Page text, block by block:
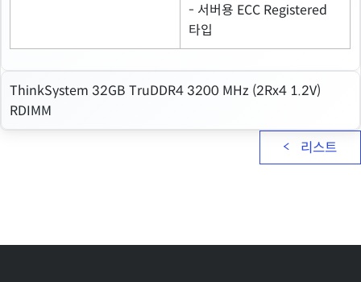
- 서버용 ECC Registered
타입
ThinkSystem 32GB TruDDR4 3200 MHz (2Rx4 1.2V)
RDIMM
리스트